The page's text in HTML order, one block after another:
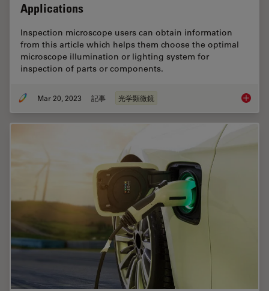
Applications
Inspection microscope users can obtain information
from this article which helps them choose the optimal
microscope illumination or lighting system for
inspection of parts or components.
Mar 20, 2023 記事 光学顕微鏡